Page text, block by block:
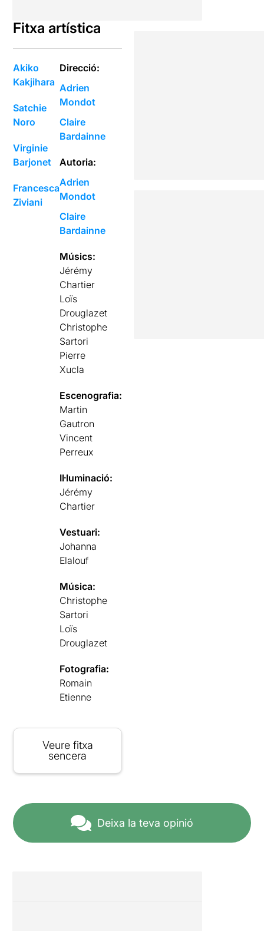
Fitxa artística
Akiko
Kakjihara
Satchie
Noro
Virginie
Barjonet
Francesca
Ziviani
Direcció:
Adrien
Mondot
Claire
Bardainne
Autoria:
Adrien
Mondot
Claire
Bardainne
Músics:
Jérémy
Chartier
Loïs
Drouglazet
Christophe
Sartori
Pierre
Xucla
Escenografia:
Martin
Gautron
Vincent
Perreux
Il·luminació:
Jérémy
Chartier
Vestuari:
Johanna
Elalouf
Música:
Christophe
Sartori
Loïs
Drouglazet
Fotografia:
Romain
Etienne
Veure fitxa
sencera
Deixa la teva opinió